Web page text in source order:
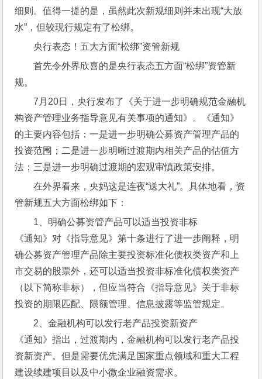
细则。值得一提的是，虽然此次新规细则并未出现“大放
水”，但较现行规定有了松绑。
央行表态！五大方面“松绑”资管新规
首先令外界欣喜的是央行表态五方面“松绑”资管新
规。
7月20日，央行发布了《关于进一步明确规范金融机
构资产管理业务指导意见有关事项的通知》。《通知》
的主要内容包括：一是进一步明确公募资产管理产品的
投资范围；二是进一步明晰过渡期内相关产品的估值方
法；三是进一步明确过渡期的宏观审慎政策安排。
在外界看来，央妈这是连夜“送大礼”。具体地看，资
管新规五大方面松绑如下：
1、明确公募资管产品可以适当投资非标
《通知》对《指导意见》第十条进行了进一步阐释，明
确公募资产管理产品除主要投资标准化债权类资产和上
市交易的股票外，还可以适当投资非标准化债权类资产
（以下简称非标），但应当符合《指导意见》关于非标
投资的期限匹配、限额管理、信息披露等监管规定。
2、金融机构可以发行老产品投资新资产
《通知》指出，过渡期内，金融机构可以发行老产品投
资新资产。但是需要优先满足国家重点领域和重大工程
建设续建项目以及中小微企业融资需求。